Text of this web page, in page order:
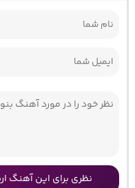
نظری برای این آهنگ